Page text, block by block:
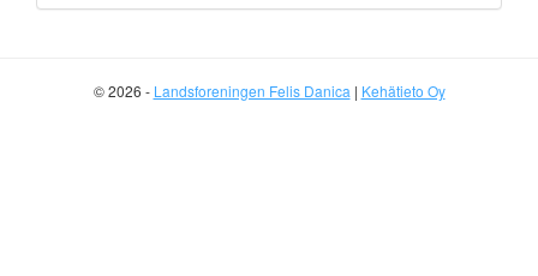
© 2026 - Landsforeningen Felis Danica | Kehätieto Oy